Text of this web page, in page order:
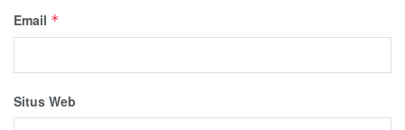
Email *
Situs Web